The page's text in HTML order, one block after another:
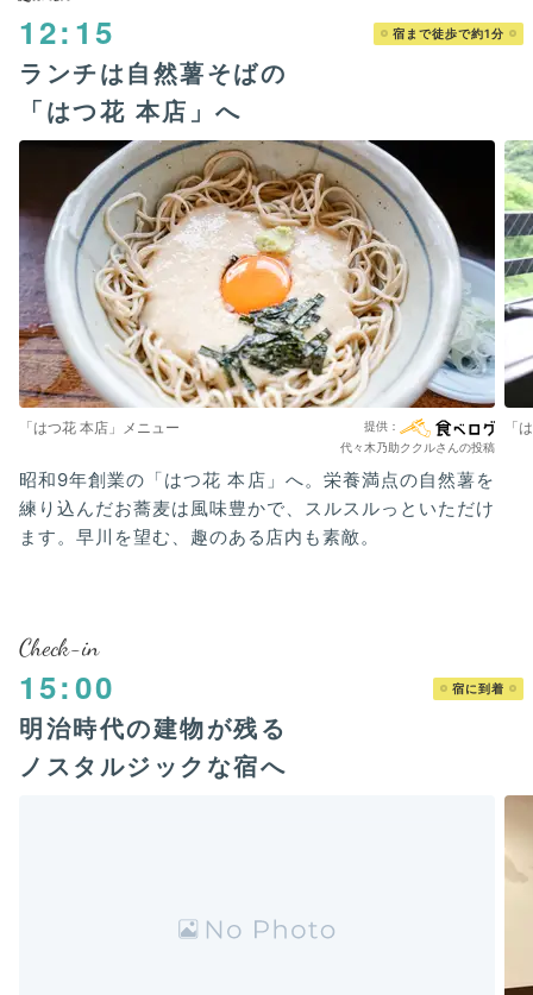
12:15 宿まで徒歩で約1分
ランチは自然薯そばの
「はつ花 本店」へ
「はつ花 本店」メニュー
代々木乃助ククルさんの投稿
「
昭和9年創業の「はつ花 本店」へ。栄養満点の自然薯を
練り込んだお蕎麦は風味豊かで、スルスルっといただけ
ます。早川を望む、趣のある店内も素敵。
Check-in
15:00 宿に到着
明治時代の建物が残る
ノスタルジックな宿へ